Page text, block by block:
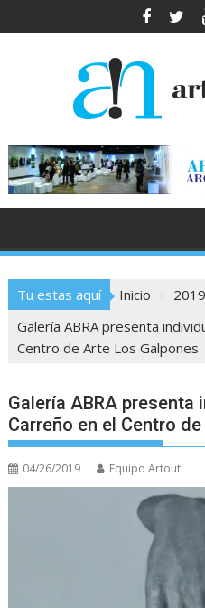
al
Tu estas aquí Inicio 2019
Galería ABRA presenta
Centro de Arte Los Galpones
Galería ABRA
Carreño en el Centro
04/26/2019 Equipo Artout